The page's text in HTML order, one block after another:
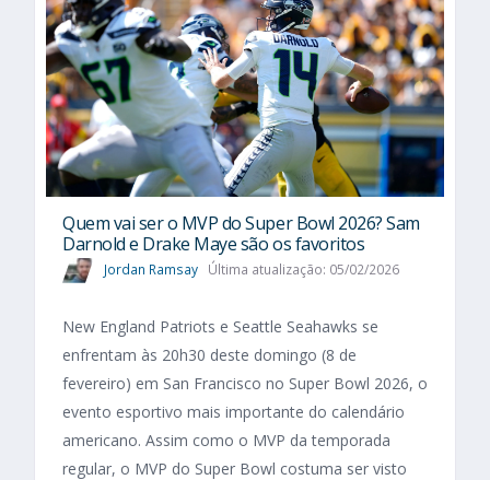
Quem vai ser o MVP do Super Bowl 2026? Sam
Darnold e Drake Maye são os favoritos
Jordan Ramsay Última atualização: 05/02/2026
New England Patriots e Seattle Seahawks se
enfrentam às 20h30 deste domingo (8 de
fevereiro) em San Francisco no Super Bowl 2026, o
evento esportivo mais importante do calendário
americano. Assim como o MVP da temporada
regular, o MVP do Super Bowl costuma ser visto